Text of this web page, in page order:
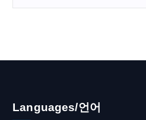
Languages/언어